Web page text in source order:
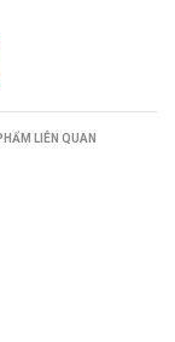
LIÊN QUAN